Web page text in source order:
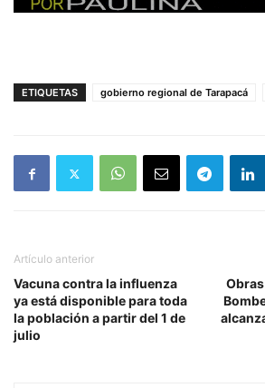
ETIQUETAS gobierno regional de Tarapacá
Artículo anterior
Vacuna contra la influenza
ya está disponible para toda
la población a partir del 1 de
julio